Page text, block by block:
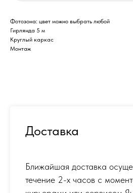
Фотозона: цвет можно выбрать любой
Гирлянда 5 м
Круглый каркас
Монтаж
Доставка
Ближайшая доставка
течение 2-х часов с